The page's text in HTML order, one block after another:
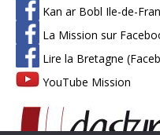
Kan ar Bobl Ile-de-
La Mission sur
Lire la Bretagne
YouTube Mission